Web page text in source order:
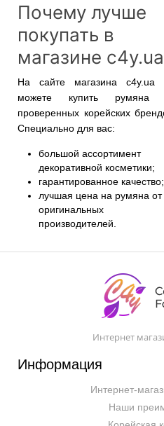
Почему лучше
покупать в
магазине c4y.ua
На сайте магазина c4y.ua
можете купить румяна
проверенных корейских
Специально для вас:
большой ассортимент
декоративной косметики;
гарантированное качество;
лучшая цена на румяна от
оригинальных
производителей.
Интернет
Информация
Интернет-
Наши